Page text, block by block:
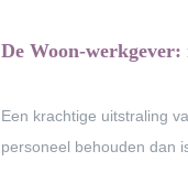
De Woon-
Een krachtige uitstraling
personeel behouden dan